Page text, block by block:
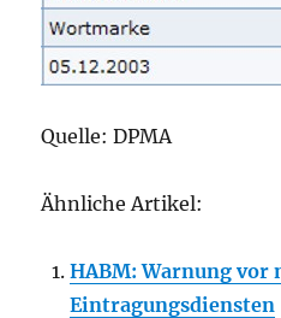
Quelle: DPMA
Ähnliche Artikel:
HABM: Warnung
Eintragungsdiensten